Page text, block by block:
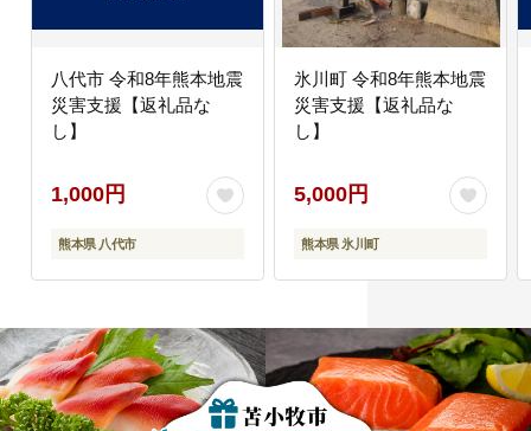
八代市 令和8年熊本地震
災害支援【返礼品な
し】
1,000円
熊本県 八代市
氷川町 令和8年熊本地震
災害支援【返礼品な
し】
5,000円
熊本県 氷川町